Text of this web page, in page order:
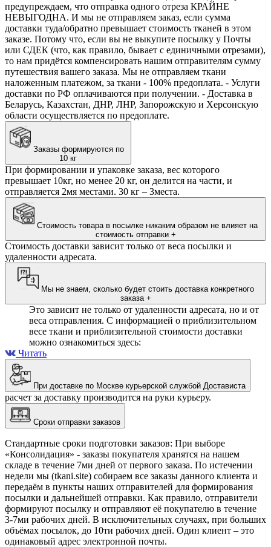
предупреждаем, что отправка одного отреза КРАЙНЕ
НЕВЫГОДНА. И мы не отправляем заказ, если сумма
доставки туда/обратно превышает стоимость тканей в этом
заказе. Потому что, если вы не выкупите посылку у Почты
или СДЕК (что, как правило, бывает с единичными отрезами),
то нам придётся компенсировать нашим отправителям сумму
путешествия вашего заказа. Мы не отправляем ткани
наложенным платежом, за ткани - 100% предоплата. - Услуги
доставки по РФ оплачиваются при получении. - Доставка в
Беларусь, Казахстан, ДНР, ЛНР, Запорожскую и Херсонскую
области осуществляется по предоплате.
Заказы формируются по
10 кг
При формировании и упаковке заказа, вес которого
превышает 10кг, но менее 20 кг, он делится на части, и
отправляется 2мя местами. 30 кг – 3места.
стоимость отправки +
Стоимость доставки зависит только от веса посылки и
удаленности адресата.
Мы не знаем, сколько будет стоить доставка конкретного
заказа +
Это зависит не только от удаленности адресата, но и от
веса отправления. С информацией о приблизительном
весе ткани и приблизительной стоимости доставки
можно ознакомиться здесь:
Читать
При доставке по Москве курьерской службой Достависта
расчет за доставку производится на руки курьеру.
Сроки отправки заказов
Стандартные сроки подготовки заказов: При выборе
«Консолидация» - заказы покупателя хранятся на нашем
складе в течение 7ми дней от первого заказа. По истечении
недели мы (tkani.site) собираем все заказы данного клиента и
передаём в пункты наших отправителей для формирования
посылки и дальнейшей отправки. Как правило, отправители
формируют посылку и отправляют её покупателю в течение
3-7ми рабочих дней. В исключительных случаях, при больших
объёмах посылок, до 10ти рабочих дней. Один клиент – это
одинаковый адрес электронной почты.